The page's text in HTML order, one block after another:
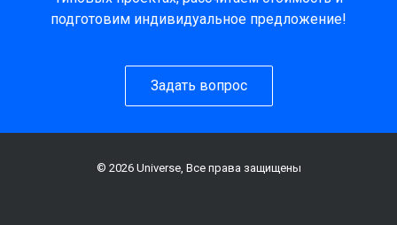
подготовим индивидуальное предложение!
Задать вопрос
© 2026 Universe, Все права защищены